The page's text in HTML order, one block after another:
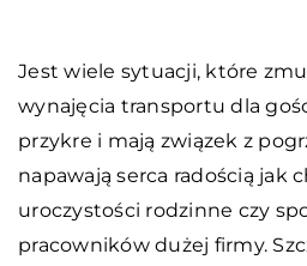
Jest wiele sytuacji, które
wynajęcia transportu dla
przykre i mają związek z
napawają serca radością jak
uroczystości rodzinne czy
pracowników dużej firmy.